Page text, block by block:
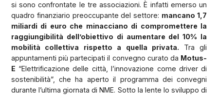
si sono confrontate le tre associazioni. È infatti emerso un
quadro finanziario preoccupante del settore: mancano 1,7
miliardi di euro che minacciano di compromettere la
raggiungibilità dell’obiettivo di aumentare del 10% la
mobilità collettiva rispetto a quella privata. Tra gli
appuntamenti più partecipati il convegno curato da Motus-
E “Elettrificazione delle città, l’innovazione come driver di
sostenibilità”, che ha aperto il programma dei convegni
durante l’ultima giornata di NME. Sotto la lente lo sviluppo di